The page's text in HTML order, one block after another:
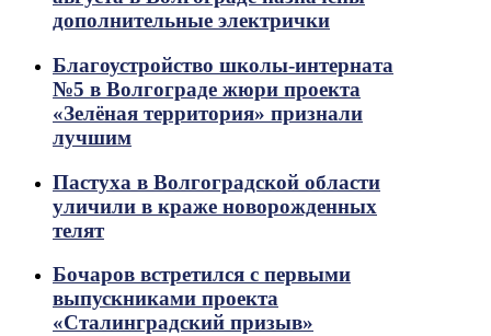
дополнительные электрички
Благоустройство школы-интерната
№5 в Волгограде жюри проекта
«Зелёная территория» признали
лучшим
Пастуха в Волгоградской области
уличили в краже новорожденных
телят
Бочаров встретился с первыми
выпускниками проекта
«Сталинградский призыв»